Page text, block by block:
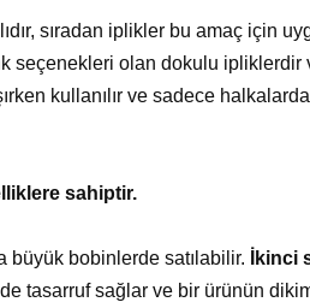
sıradan iplikler bu amaç için
seçenekleri olan dokulu ipliklerdir
kullanılır ve sadece
sahiptir.
bobinlerde satılabilir.
İkinci
tasarruf sağlar ve bir ürünün